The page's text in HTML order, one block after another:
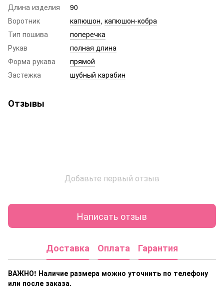
Длина изделия
90
Воротник
капюшон, капюшон-кобра
Тип пошива
поперечка
Рукав
полная длина
Форма рукава
прямой
Застежка
шубный карабин
Отзывы
Добавьте первый отзыв
Написать отзыв
Доставка Оплата Гарантия
ВАЖНО! Наличие размера можно уточнить по телефону
или после заказа.